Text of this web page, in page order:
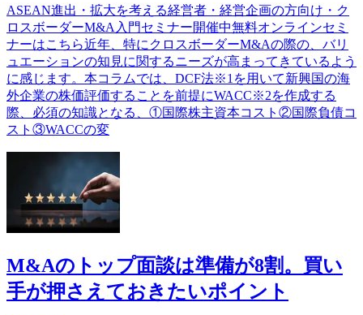
ASEAN進出・拡大を考える経営者・経営企画の方向け・ク
ロスボーダーM&A入門セミナー開催中無料オンラインセミ
ナーはこちら近年、特にクロスボーダーM&Aの際の、バリ
ュエーションの知見に関するニーズが高まってきているよう
に感じます。本コラムでは、DCF法※1を用いて新興国の海
外企業の株価評価することを前提にWACC※2を作成する
際、必須の知識となる、①国際株主資本コスト②国際負債コ
スト③WACCの変
M&Aのトップ面談は準備が8割。買い
手が押さえておきたいポイント